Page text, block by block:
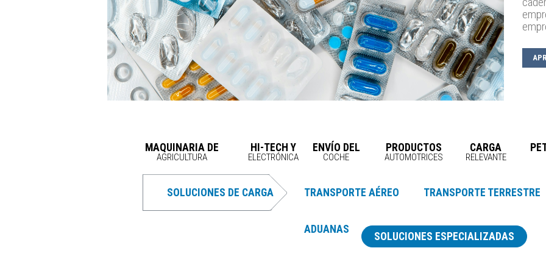
MAQUINARIA DE
AGRICULTURA
HI-TECH Y
ELECTRÓNICA
ENVÍO DEL
COCHE
PRODUCTOS
AUTOMOTRICES
CARGA
RELEVANTE
SOLUCIONES DE CARGA TRANSPORTE AÉREO TRANSPORTE TERRESTRE
ADUANAS
SOLUCIONES ESPECIALIZADAS